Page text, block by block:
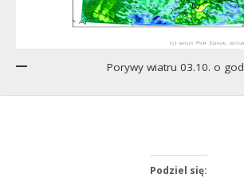
Porywy wiatru 03.10. o
Podziel się: